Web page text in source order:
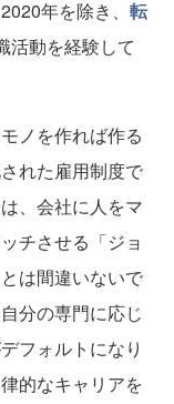
年を除き、 転
活動を経験して
ノを作れば作る
れた雇用制度で
、会社に人をマ
チさせる「ジョ
は間違いないで
分の専門に応じ
フォルトになり
的なキャリアを